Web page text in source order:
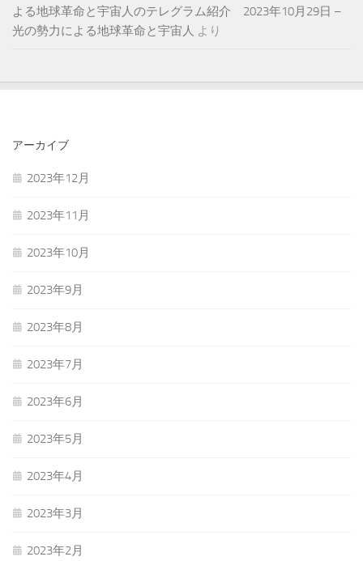
よる地球革命と宇宙人のテレグラム紹介 2023年10月29日 –
光の勢力による地球革命と宇宙人 より
アーカイブ
2023年12月
2023年11月
2023年10月
2023年9月
2023年8月
2023年7月
2023年6月
2023年5月
2023年4月
2023年3月
2023年2月